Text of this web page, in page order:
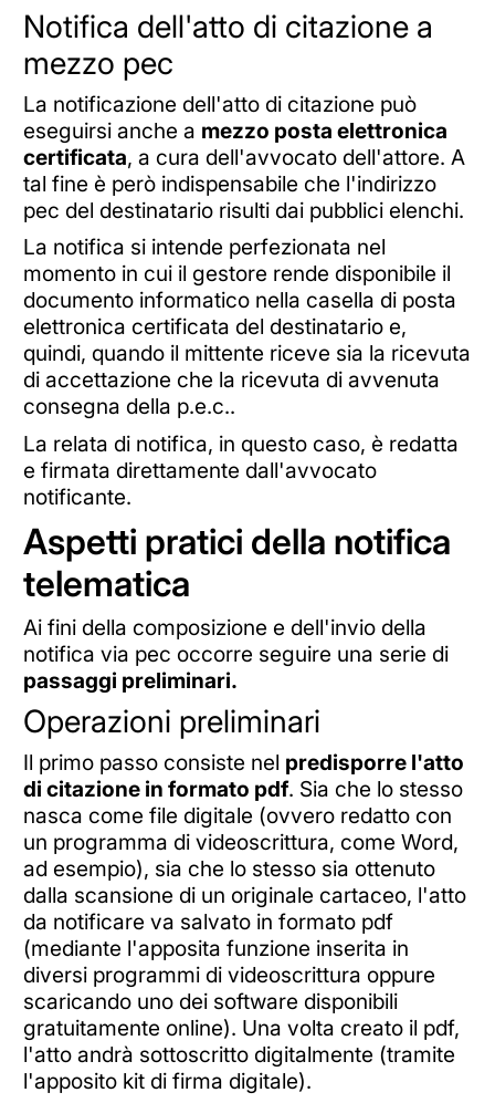
Notifica dell'atto di citazione a
mezzo pec
La notificazione dell'atto di citazione può
eseguirsi anche a mezzo posta elettronica
certificata, a cura dell'avvocato dell'attore. A
tal fine è però indispensabile che l'indirizzo
pec del destinatario risulti dai pubblici elenchi.
La notifica si intende perfezionata nel
momento in cui il gestore rende disponibile il
documento informatico nella casella di posta
elettronica certificata del destinatario e,
quindi, quando il mittente riceve sia la ricevuta
di accettazione che la ricevuta di avvenuta
consegna della p.e.c..
La relata di notifica, in questo caso, è redatta
e firmata direttamente dall'avvocato
notificante.
Aspetti pratici della notifica
telematica
Ai fini della composizione e dell'invio della
notifica via pec occorre seguire una serie di
passaggi preliminari.
Operazioni preliminari
Il primo passo consiste nel predisporre l'atto
di citazione in formato pdf. Sia che lo stesso
nasca come file digitale (ovvero redatto con
un programma di videoscrittura, come Word,
ad esempio), sia che lo stesso sia ottenuto
dalla scansione di un originale cartaceo, l'atto
da notificare va salvato in formato pdf
(mediante l'apposita funzione inserita in
diversi programmi di videoscrittura oppure
scaricando uno dei software disponibili
gratuitamente online). Una volta creato il pdf,
l'atto andrà sottoscritto digitalmente (tramite
l'apposito kit di firma digitale).